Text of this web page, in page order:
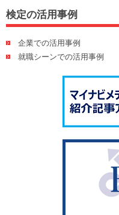
検定の活用事例
企業での活用事例
就職シーンでの活用事例